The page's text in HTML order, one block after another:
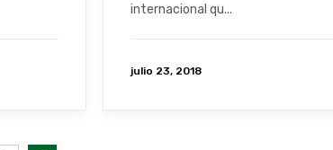
internacional qu...
julio 23, 2018